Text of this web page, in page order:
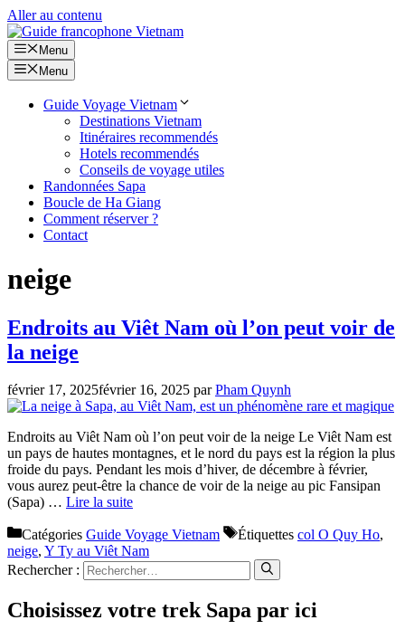
Aller au contenu
Menu
Menu
Guide Voyage Vietnam
Destinations Vietnam
Itinéraires recommendés
Hotels recommendés
Conseils de voyage utiles
Randonnées Sapa
Boucle de Ha Giang
Comment réserver ?
Contact
neige
Endroits au Viêt Nam où l’on peut voir de
la neige
février 17, 2025février 16, 2025 parPham Quynh
Endroits au Viêt Nam où l’on peut voir de la neige Le Viêt Nam est
un pays de hautes montagnes, et le nord du pays est la région la plus
froide du pays. Pendant les mois d’hiver, de décembre à février,
vous aurez peut-être la chance de voir de la neige au pic Fansipan
(Sapa) … Lire la suite
Catégories Guide Voyage Vietnam Étiquettes col O Quy Ho,
neige, Y Ty au Viêt Nam
Rechercher :
Choisissez votre trek Sapa par ici